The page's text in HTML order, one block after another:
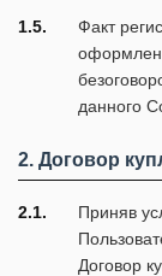
1.5.
Факт
данного
2. Договор
2.1.
Приняв
Договор